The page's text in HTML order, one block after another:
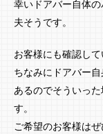
幸いドアバー自体
夫そうです。
お客様にも確認し
ちなみにドアバー
あるのでそういっ
す。
ご希望のお客様はぜ